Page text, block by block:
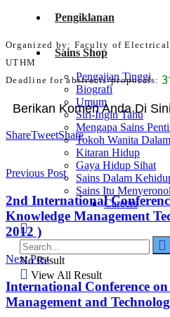
Pengiklanan
Sains Shop
Pengajian Tinggi
Biografi
Umum
Siri-Ingin Tahu
Mengapa Sains
Tokoh Wanita
Kitaran Hidup
Gaya Hidup Sihat
Sains Dalam
Sains Itu
Careers
No Result
View All Result
Organized by: Faculty of
UTHM
Deadline for abstracts/proposals:
Berikan Komen Anda Di Sini
ShareTweetShare
Previous Post
2nd International
Knowledge Management
2012 )
Next Post
International Conference
Management and